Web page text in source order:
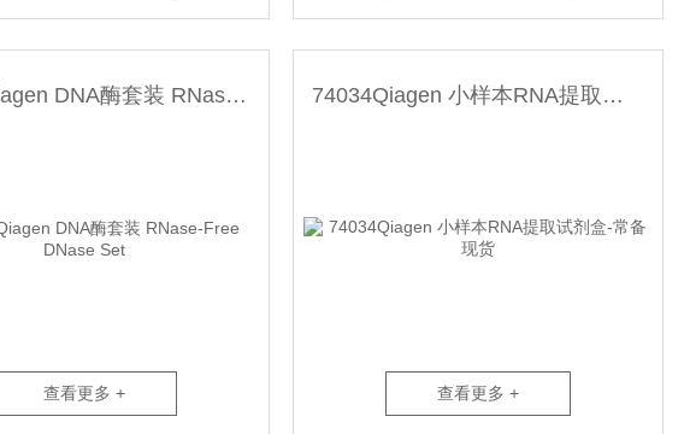
79254Qiagen DNA酶套装 RNase-Free DNase Set
查看更多 +
74034Qiagen 小样本RNA提取试剂盒-常备现货
查看更多 +